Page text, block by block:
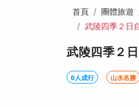
首頁 團體旅遊
武陵四季２日
武陵四季２
6人成行 山水名勝